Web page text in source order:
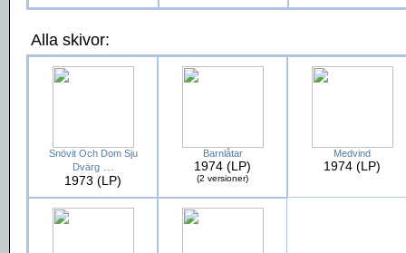
Alla skivor:
Snövit Och Dom Sju
Dvärg...
1973 (LP)
Barnlåtar
1974 (LP)
(2 versioner)
Medvind
1974 (LP)